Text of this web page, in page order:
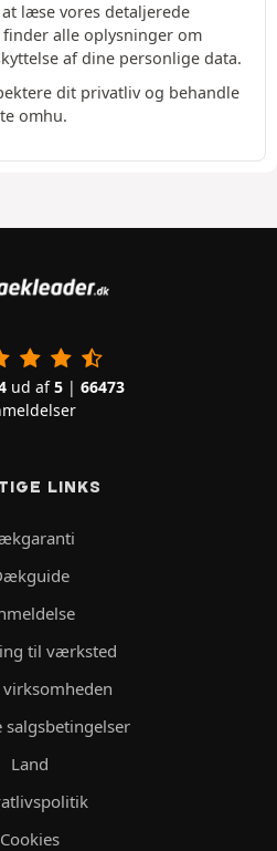
læse vores detaljerede
alle oplysninger om
af dine personlige data.
dit privatliv og behandle
omhu.
ud af5| 66473
LINKS
til værksted
salgsbetingelser
Land
Cookies